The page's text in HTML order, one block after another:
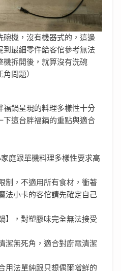
碗機，沒有機器式的，這邊
到最細零件給客倌參考無法
機拆開後，就算沒有洗碗
問題）
福鍋呈現的料理多樣性十分
下這台胖福鍋的重點與適合
庭跟單機料理多樣性要求高
制，不適用所有食材，衝著
法小卡的客倌請先確定自己
】，對塑膠味完全無法接受
潔無死角，適合對廚電清潔
用法單純跟只想偶爾嚐鮮的